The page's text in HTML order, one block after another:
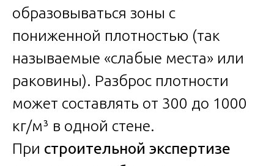
образовываться зоны с
пониженной плотностью (так
называемые «слабые места» или
раковины). Разброс плотности
может составлять от 300 до 1000
кг/м³ в одной стене.
При строительной экспертизе